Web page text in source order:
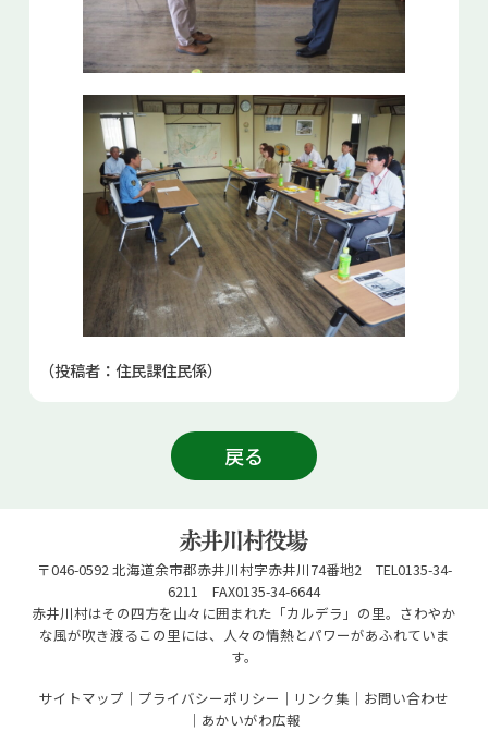
（投稿者：住民課住民係）
戻る
〒046-0592 北海道余市郡赤井川村字赤井川74番地2 TEL0135-34-
6211 FAX0135-34-6644
赤井川村はその四方を山々に囲まれた「カルデラ」の里。さわやか
な風が吹き渡るこの里には、人々の情熱とパワーがあふれていま
す。
サイトマップ
プライバシーポリシー リンク集
お問い合わせ
あかいがわ広報